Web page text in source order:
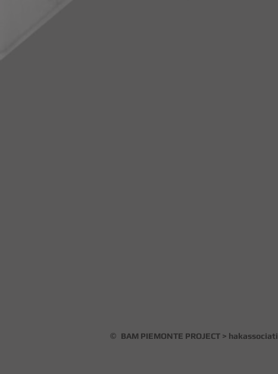
© BAM PIEMONTE PROJECT > hakassociati